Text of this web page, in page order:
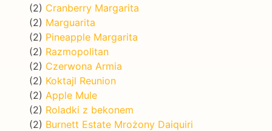
(2) Cranberry Margarita
(2) Marguarita
(2) Pineapple Margarita
(2) Razmopolitan
(2) Czerwona Armia
(2) Koktajl Reunion
(2) Apple Mule
(2) Roladki z bekonem
(2) Burnett Estate Mrożony Daiquiri